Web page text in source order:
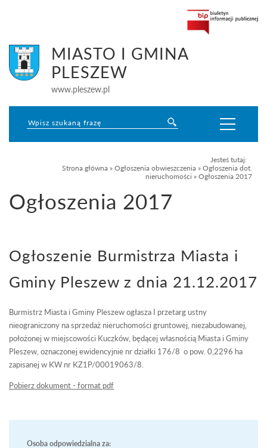
MIASTO I GMINA
PLESZEW
www.pleszew.pl
Jesteś tutaj:
Strona główna » Ogłoszenia obwieszczenia » Ogłoszenia dot.
nieruchomości » Ogłoszenia 2017
Ogłoszenia 2017
Ogłoszenie Burmistrza Miasta i
Gminy Pleszew z dnia 21.12.2017
Burmistrz Miasta i Gminy Pleszew ogłasza I przetarg ustny
nieograniczony na sprzedaż nieruchomości gruntowej, niezabudowanej,
położonej w miejscowości Kuczków, będącej własnością Miasta i Gminy
Pleszew, oznaczonej ewidencyjnie nr działki 176/8 o pow. 0,2296 ha
zapisanej w KW nr KZ1P/00019063/8.
Pobierz dokument - format pdf
Osoba odpowiedzialna za: